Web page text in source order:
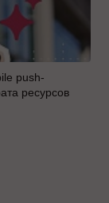
push-
ресурсов